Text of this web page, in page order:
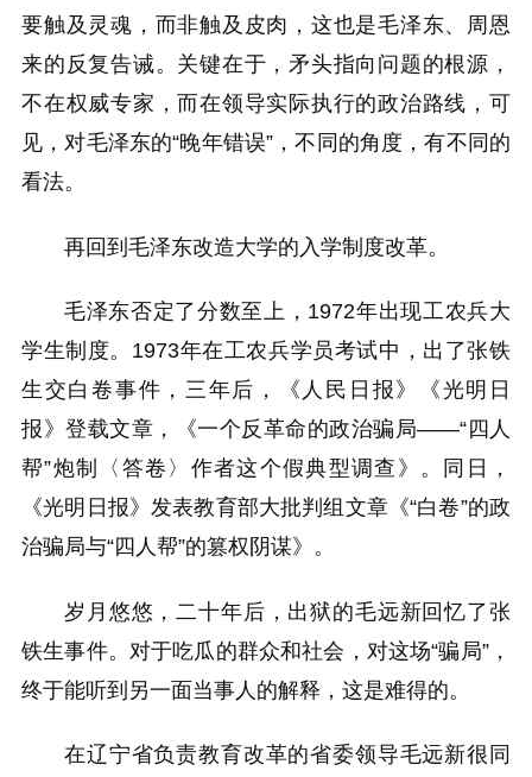
要触及灵魂，而非触及皮肉，这也是毛泽东、周恩
来的反复告诫。关键在于，矛头指向问题的根源，
不在权威专家，而在领导实际执行的政治路线，可
见，对毛泽东的“晚年错误”，不同的角度，有不同的
看法。
再回到毛泽东改造大学的入学制度改革。
毛泽东否定了分数至上，1972年出现工农兵大
学生制度。1973年在工农兵学员考试中，出了张铁
生交白卷事件，三年后，《人民日报》《光明日
报》登载文章，《一个反革命的政治骗局——“四人
帮”炮制〈答卷〉作者这个假典型调查》。同日，
《光明日报》发表教育部大批判组文章《“白卷”的政
治骗局与“四人帮”的篡权阴谋》。
岁月悠悠，二十年后，出狱的毛远新回忆了张
铁生事件。对于吃瓜的群众和社会，对这场“骗局”，
终于能听到另一面当事人的解释，这是难得的。
在辽宁省负责教育改革的省委领导毛远新很同